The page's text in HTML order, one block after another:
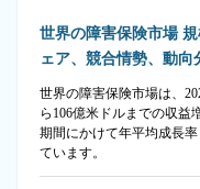
世界の障害保険市場
ェア、競合情勢、動向
世界の障害保険市場は、
ら106億米ドルまでの収益
期間にかけて年平均成長
ています。